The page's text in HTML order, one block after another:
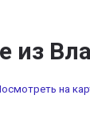
из
на